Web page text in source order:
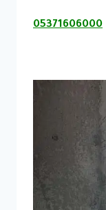
05371606000